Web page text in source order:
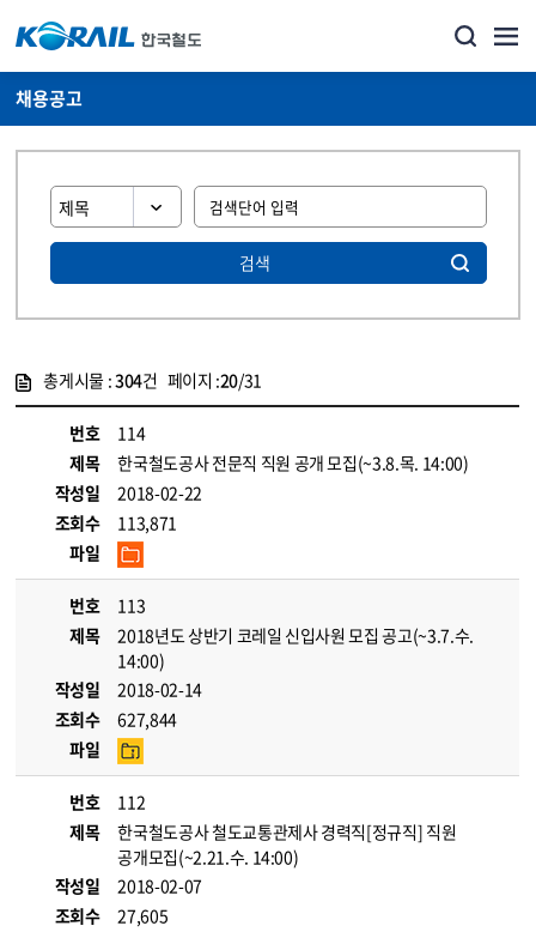
채용공고
검색
총게시물 :304건 페이지 :20/31
번호
114
제목
한국철도공사 전문직 직원 공개 모집(~3.8.목. 14:00)
작성일
2018-02-22
조회수
113,871
파일
번호
113
제목
2018년도 상반기 코레일 신입사원 모집 공고(~3.7.수.
14:00)
작성일
2018-02-14
조회수
627,844
파일
번호
112
제목
한국철도공사 철도교통관제사 경력직[정규직] 직원
공개모집(~2.21.수. 14:00)
작성일
2018-02-07
조회수
27,605